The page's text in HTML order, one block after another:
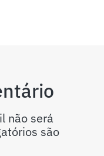
não será
são